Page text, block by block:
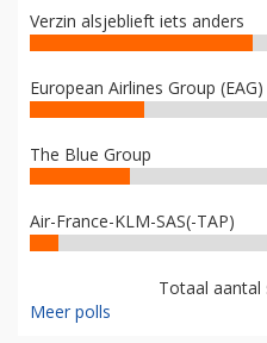
Verzin alsjeblieft iets anders
European Airlines Group (EAG)
The Blue Group
Air-France-KLM-SAS(-TAP)
Totaal aantal
Meer polls